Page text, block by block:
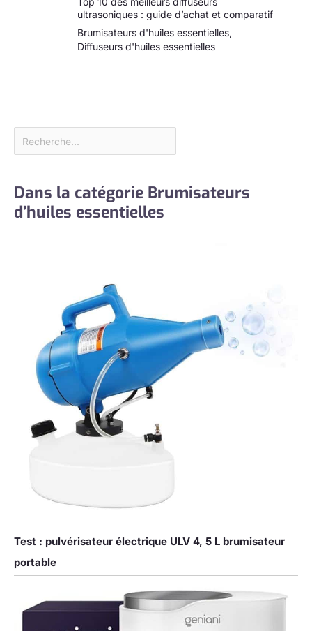
ultrasoniques : guide d’achat et comparatif
Brumisateurs d'huiles essentielles,
Diffuseurs d'huiles essentielles
Dans la catégorie Brumisateurs
d’huiles essentielles
Test : pulvérisateur électrique ULV 4, 5 L brumisateur
portable